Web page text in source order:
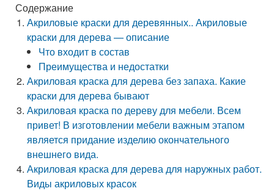
Содержание
Акриловые краски для деревянных.. Акриловые
краски для дерева — описание
Что входит в состав
Преимущества и недостатки
Акриловая краска для дерева без запаха. Какие
краски для дерева бывают
Акриловая краска по дереву для мебели. Всем
привет! В изготовлении мебели важным этапом
является придание изделию окончательного
внешнего вида.
Акриловая краска для дерева для наружных работ.
Виды акриловых красок